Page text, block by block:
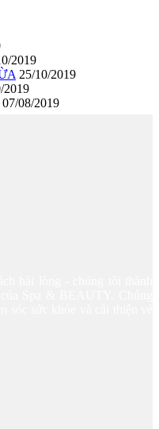
2019
25/10/2019
2019
07/08/2019